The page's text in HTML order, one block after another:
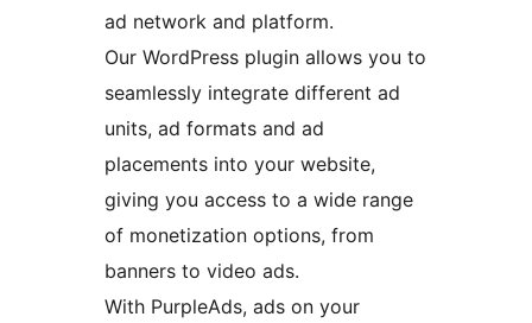
ad network and platform.
Our WordPress plugin allows you to
seamlessly integrate different ad
units, ad formats and ad
placements into your website,
giving you access to a wide range
of monetization options, from
banners to video ads.
With PurpleAds, ads on your